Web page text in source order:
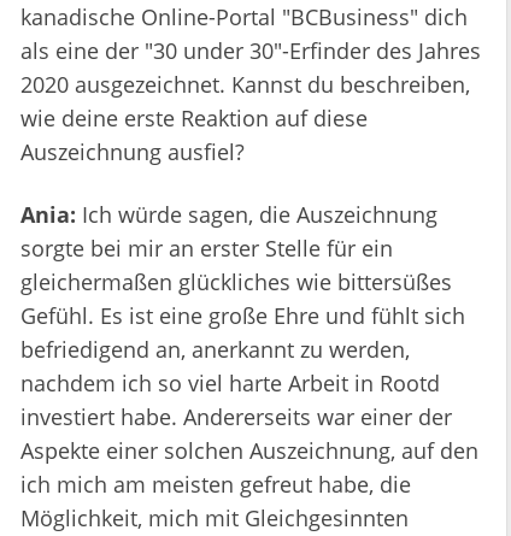
kanadische Online-Portal "BCBusiness" dich
als eine der "30 under 30"-Erfinder des Jahres
2020 ausgezeichnet. Kannst du beschreiben,
wie deine erste Reaktion auf diese
Auszeichnung ausfiel?
Ania: Ich würde sagen, die Auszeichnung
sorgte bei mir an erster Stelle für ein
gleichermaßen glückliches wie bittersüßes
Gefühl. Es ist eine große Ehre und fühlt sich
befriedigend an, anerkannt zu werden,
nachdem ich so viel harte Arbeit in Rootd
investiert habe. Andererseits war einer der
Aspekte einer solchen Auszeichnung, auf den
ich mich am meisten gefreut habe, die
Möglichkeit, mich mit Gleichgesinnten